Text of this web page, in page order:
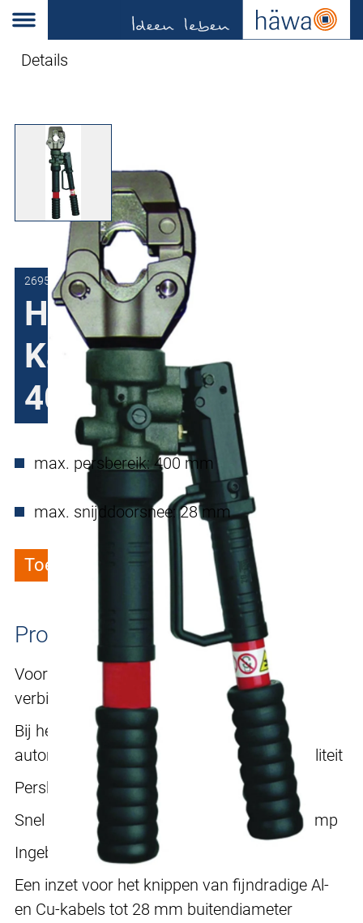
Details
2695-0401-02-00
Handhydraulische
Kabelschoenpers
400
max. persbereik: 400 mm
max. snijddoorsnee: 28 mm
Toevoegen aan verlanglijstje
Productomschrijving
Voor het persen van kabelschoenen en
verbinders
Bij het bereiken van druk opent de tang
automatisch = het waarborgen van de kwaliteit
Perskop 360° draaibaar
Snel werken door 2-traps hydraulischen pomp
Ingebouwd zekerheidsventiel
Een inzet voor het knippen van fijndradige Al-
en Cu-kabels tot 28 mm buitendiameter